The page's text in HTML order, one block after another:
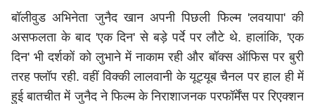
बॉलीवुड अभिनेता जुनैद खान अपनी पिछली फिल्म 'लवयापा' की
असफलता के बाद 'एक दिन' से बड़े पर्दे पर लौटे थे. हालांकि, 'एक
दिन' भी दर्शकों को लुभाने में नाकाम रही और बॉक्स ऑफिस पर बुरी
तरह फ्लॉप रही. वहीं विक्की लालवानी के यूट्यूब चैनल पर हाल ही में
हुई बातचीत में जुनैद ने फिल्म के निराशाजनक परफॉर्मेंस पर रिएक्शन